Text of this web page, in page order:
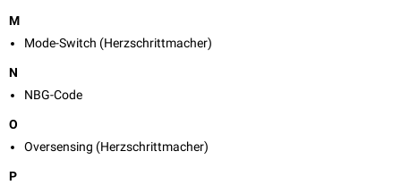
M
Mode-Switch (Herzschrittmacher)
N
NBG-Code
O
Oversensing (Herzschrittmacher)
P